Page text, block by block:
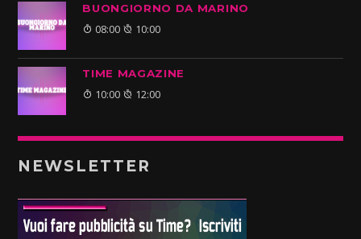
BUONGIORNO DA MARINO
08:00 10:00
TIME MAGAZINE
10:00 12:00
NEWSLETTER